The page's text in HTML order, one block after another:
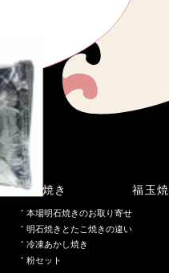
り明石焼き
本場明石焼きのお取り寄せ
明石焼きとたこ焼きの違い
冷凍あかし焼き
粉セット
福玉焼